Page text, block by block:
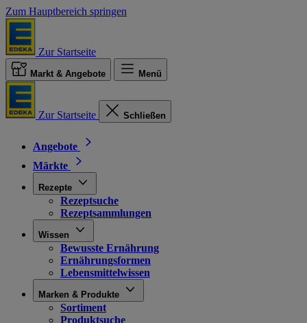
Zum Hauptbereich springen
Zur Startseite
Markt & Angebote Menü
Zur Startseite Schließen
Angebote
Märkte
Rezepte
Rezeptsuche
Rezeptsammlungen
Wissen
Bewusste Ernährung
Ernährungsformen
Lebensmittelwissen
Marken & Produkte
Sortiment
Produktsuche